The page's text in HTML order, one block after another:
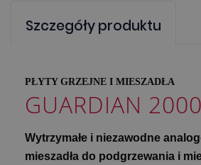
Szczegóły produktu
PŁYTY GRZEJNE I MIESZADŁA
GUARDIAN 2000
Wytrzymałe i niezawodne
mieszadła do podgrzewania i